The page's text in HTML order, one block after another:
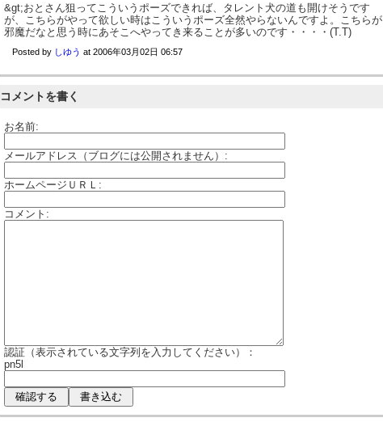
&gt;おとさん狙ってこういうポーズできれば、タレント犬の道も開けそうです
が、こちらがやって欲しい時はこういうポーズ全然やらないんですよ。こちらが
邪魔だなと思う時にあそこへやってき来ることが多いのです・・・・(T.T)
Posted by しゆう at 2006年03月02日 06:57
コメントを書く
お名前:
メールアドレス（ブログには公開されません）:
ホームページＵＲＬ:
コメント:
認証（表示されている文字列を入力してください）：
pn5l